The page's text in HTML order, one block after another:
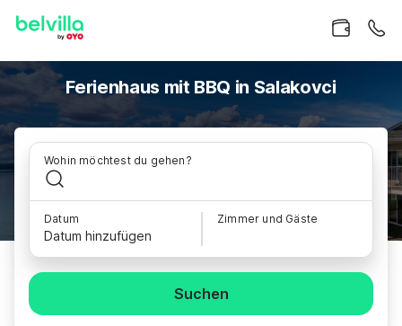
Ferienhaus mit BBQ in Salakovci
Wohin möchtest du gehen?
Datum
Datum hinzufügen
Zimmer und Gäste
Suchen